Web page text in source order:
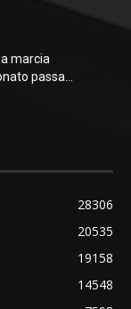
marcia
passa...
28306
20535
19158
14548